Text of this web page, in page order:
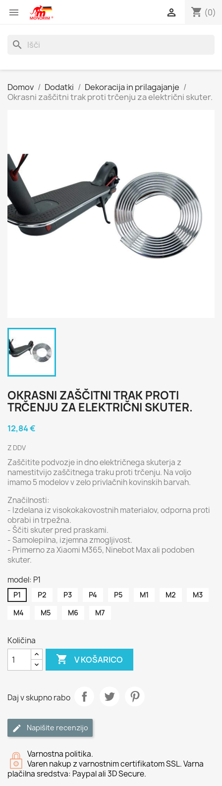
 shopping_cart (0)

search
Domov Dodatki
Dekoracija in prilagajanje
Okrasni zaščitni trak proti trčenju za električni skuter.
OKRASNI ZAŠČITNI TRAK PROTI
TRČENJU ZA ELEKTRIČNI SKUTER.
12,84 €
Z DDV
Zaščitite podvozje in dno električnega skuterja z
namestitvijo zaščitnega traku proti trčenju. Na voljo
imamo 5 modelov v zelo privlačnih kovinskih barvah.
Značilnosti:
- Izdelana iz visokokakovostnih materialov, odporna proti
obrabi in trpežna.
- Ščiti skuter pred praskami.
- Samolepilna, izjemna zmogljivost.
- Primerno za Xiaomi M365, Ninebot Max ali podoben
skuter.
model: P1
P1 P2 P3 P4 P5 M1 M2
M3
M4
M5 M6 M7
Količina
 V KOŠARICO
Daj v skupno rabo
Napišite recenzijo
Varnostna politika.
Varen nakup z varnostnim certifikatom SSL. Varna
plačilna sredstva: Paypal ali 3D Secure.